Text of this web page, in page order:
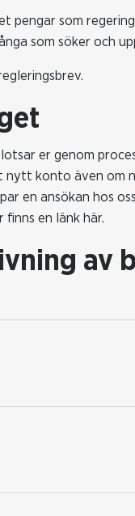
pengar som
som söker och
er genom
konto även om
en ansökan hos
en länk här.
av